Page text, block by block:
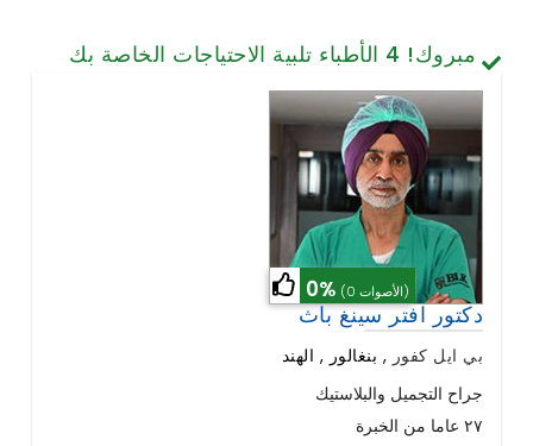
الخلايا الجذعية / الطب التجديدي
العمود الفقري وآلام الظهر
أمراض الرئة
الجراحة العامة
مبروك! 4 الأطباء تلبية الاحتياجات الخاصة بك
0% (0 الأصوات)
دكتور افتر سينغ باث
بي ايل كفور , بنغالور , الهند
جراح التجميل والبلاستيك
٢٧ عاما من الخبرة